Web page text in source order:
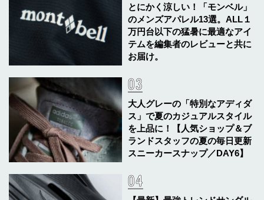
とにかく涼しい！「モンベル」
のメンズアパレル13選。ALL１
万円台以下の猛暑に最適なアイ
テムを編集者のレビューと共に
お届け。
大人グレーの「特別なアディダ
ス」で夏のカジュアルスタイル
を上品に！【人気ショップ＆ブ
ランドスタッフの夏の毎日更新
スニーカースナップ／DAY6】